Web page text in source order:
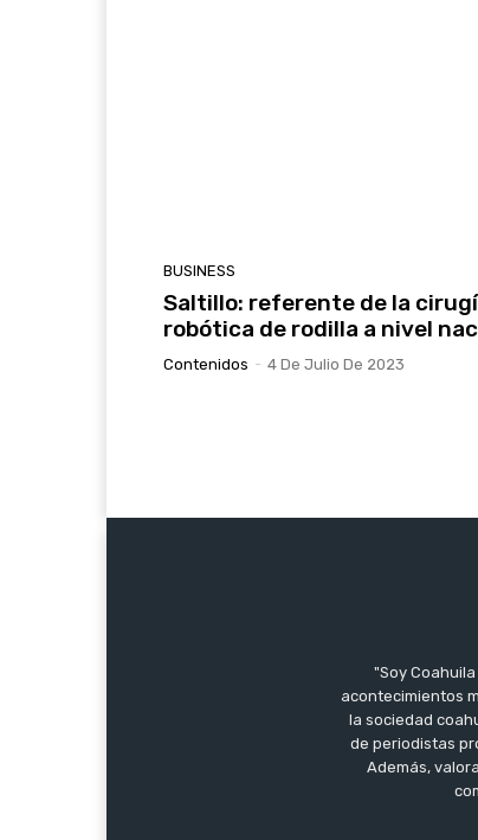
BUSINESS
Saltillo: referente de la
robótica de rodilla a nivel
Contenidos - 4 De Julio De 2023
"Soy
acontecimientos
la sociedad
de periodistas
Además,